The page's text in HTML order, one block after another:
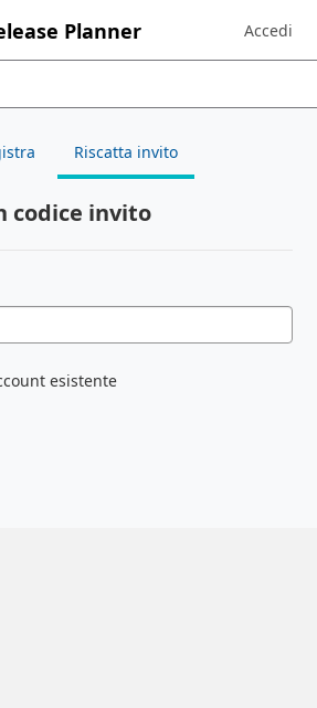
Planner Sign in to
Accedi
Riscatta invito
codice invito
esistente